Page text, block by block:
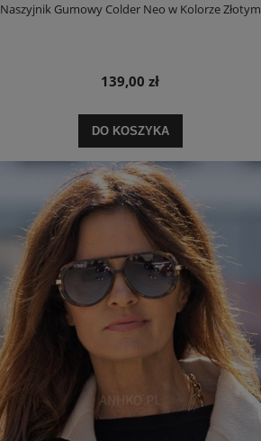
Naszyjnik Gumowy Colder Neo w Kolorze Złotym
139,00 zł
DO KOSZYKA